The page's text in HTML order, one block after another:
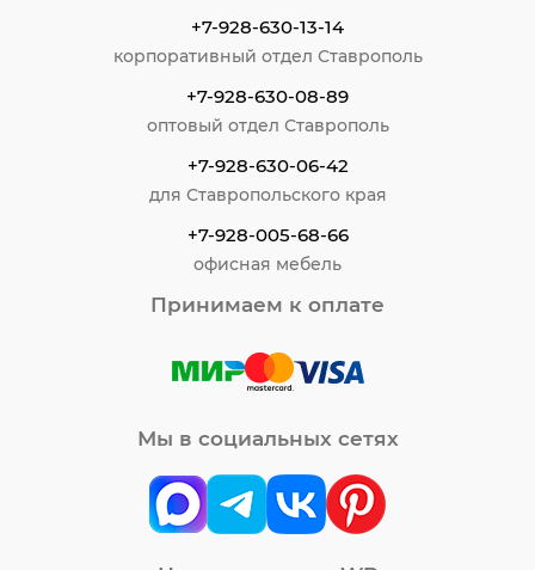
+7-928-630-13-14
корпоративный отдел Ставрополь
+7-928-630-08-89
оптовый отдел Ставрополь
+7-928-630-06-42
для Ставропольского края
+7-928-005-68-66
офисная мебель
Принимаем к оплате
Мы в социальных сетях